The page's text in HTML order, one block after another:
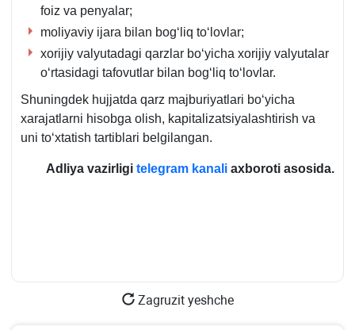
foiz va penyalar;
moliyaviy ijara bilan bogʻliq toʻlovlar;
хorijiy valyutadagi qarzlar boʻyicha хorijiy valyutalar
oʻrtasidagi tafovutlar bilan bogʻliq toʻlovlar.
Shuningdek hujjatda qarz majburiyatlari boʻyicha
хarajatlarni hisobga olish, kapitalizatsiyalashtirish va
uni toʻхtatish tartiblari belgilangan.
Adliya vazirligi telegram kanali aхboroti asosida.
Zagruzit yeshche